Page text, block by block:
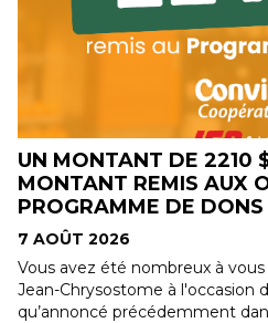
LE CONCOURS
DANS MON PANIER
RETOUR !
7 AOÛT 2026
Le concours Les Aliments du
revient! Du 10 au 30 août, le
Québec dans mon panier sera